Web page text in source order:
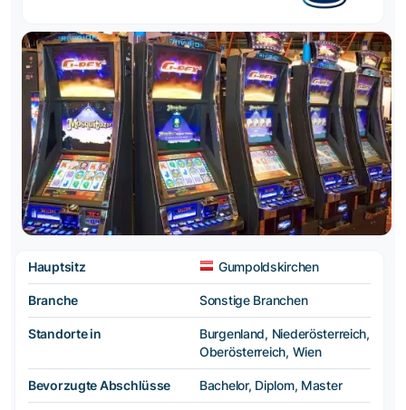
Hauptsitz Gumpoldskirchen
Branche Sonstige Branchen
Standorte in
Burgenland, Niederösterreich,
Oberösterreich, Wien
Bevorzugte Abschlüsse Bachelor, Diplom, Master